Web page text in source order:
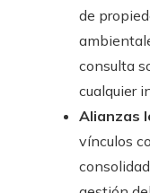
de
consulta
cualquier
Alianzas
vínculos